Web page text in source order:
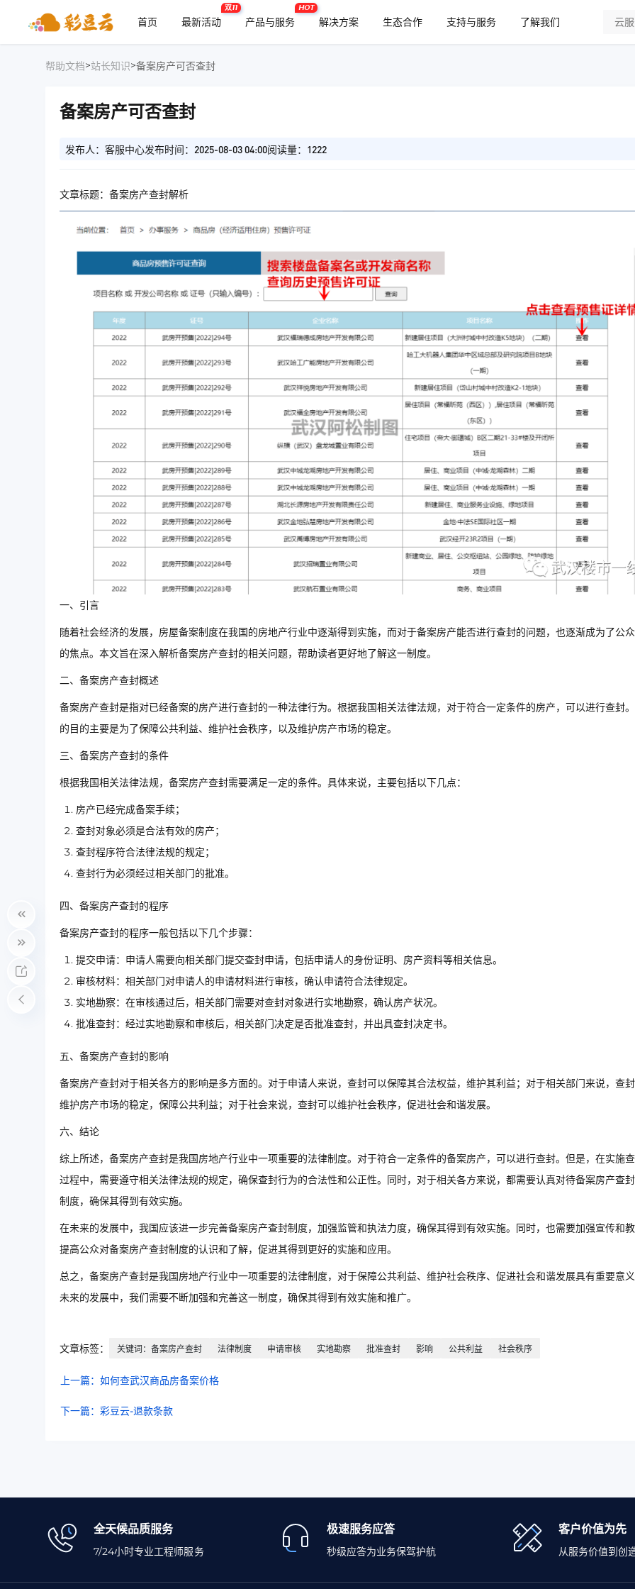
首页 最新活动
双11
产品与服务
HOT
解决方案 生态合作 支持与服务 了解我们
帮助文档>站长知识>备案房产可否查封
备案房产可否查封
发布人：客服中心发布时间：2025-08-03 04:00阅读量：1222
文章标题：备案房产查封解析
一、引言
随着社会经济的发展，房屋备案制度在我国的房地产行业中逐渐得到实施，而对于备案房产能否进行查封的问题，也逐渐成为了公
的焦点。本文旨在深入解析备案房产查封的相关问题，帮助读者更好地了解这一制度。
二、备案房产查封概述
备案房产查封是指对已经备案的房产进行查封的一种法律行为。根据我国相关法律法规，对于符合一定条件的房产，可以进行查封
的目的主要是为了保障公共利益、维护社会秩序，以及维护房产市场的稳定。
三、备案房产查封的条件
根据我国相关法律法规，备案房产查封需要满足一定的条件。具体来说，主要包括以下几点：
房产已经完成备案手续；
查封对象必须是合法有效的房产；
查封程序符合法律法规的规定；
查封行为必须经过相关部门的批准。
四、备案房产查封的程序
备案房产查封的程序一般包括以下几个步骤：
提交申请：申请人需要向相关部门提交查封申请，包括申请人的身份证明、房产资料等相关信息。
审核材料：相关部门对申请人的申请材料进行审核，确认申请符合法律规定。
实地勘察：在审核通过后，相关部门需要对查封对象进行实地勘察，确认房产状况。
批准查封：经过实地勘察和审核后，相关部门决定是否批准查封，并出具查封决定书。
五、备案房产查封的影响
备案房产查封对于相关各方的影响是多方面的。对于申请人来说，查封可以保障其合法权益，维护其利益；对于相关部门来说，查
维护房产市场的稳定，保障公共利益；对于社会来说，查封可以维护社会秩序，促进社会和谐发展。
六、结论
综上所述，备案房产查封是我国房地产行业中一项重要的法律制度。对于符合一定条件的备案房产，可以进行查封。但是，在实施
过程中，需要遵守相关法律法规的规定，确保查封行为的合法性和公正性。同时，对于相关各方来说，都需要认真对待备案房产查
制度，确保其得到有效实施。
在未来的发展中，我国应该进一步完善备案房产查封制度，加强监管和执法力度，确保其得到有效实施。同时，也需要加强宣传和
提高公众对备案房产查封制度的认识和了解，促进其得到更好的实施和应用。
总之，备案房产查封是我国房地产行业中一项重要的法律制度，对于保障公共利益、维护社会秩序、促进社会和谐发展具有重要意
未来的发展中，我们需要不断加强和完善这一制度，确保其得到有效实施和推广。
文章标签： 关键词：备案房产查封 法律制度 申请审核 实地勘察 批准查封 影响 公共利益 社会秩序
上一篇：如何查武汉商品房备案价格
下一篇：彩豆云-退款条款
全天候品质服务
7/24小时专业工程师服务
极速服务应答
秒级应答为业务保驾护航
客户价值为先
从服务价值到创